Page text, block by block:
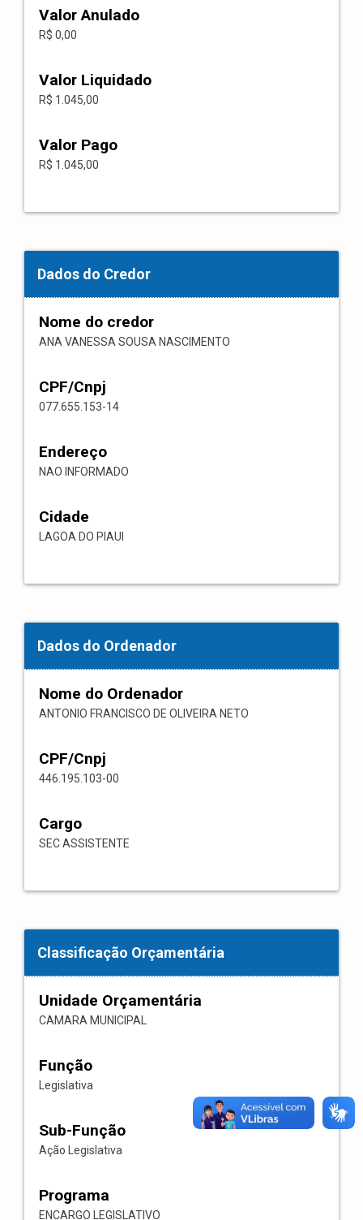
Valor Anulado
R$ 0,00
Valor Liquidado
R$ 1.045,00
Valor Pago
R$ 1.045,00
Dados do Credor
Nome do credor
ANA VANESSA SOUSA NASCIMENTO
CPF/Cnpj
077.655.153-14
Endereço
NAO INFORMADO
Cidade
LAGOA DO PIAUI
Dados do Ordenador
Nome do Ordenador
ANTONIO FRANCISCO DE OLIVEIRA NETO
CPF/Cnpj
446.195.103-00
Cargo
SEC ASSISTENTE
Classificação Orçamentária
Unidade Orçamentária
CAMARA MUNICIPAL
Função
Legislativa
Sub-Função
Ação Legislativa
Programa
ENCARGO LEGISLATIVO